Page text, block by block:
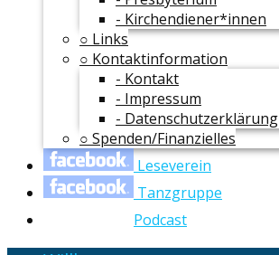
- Kirchendiener*innen
○ Links
○ Kontaktinformation
- Kontakt
- Impressum
- Datenschutzerklärung
○ Spenden/Finanzielles
Leseverein
Tanzgruppe
Podcast